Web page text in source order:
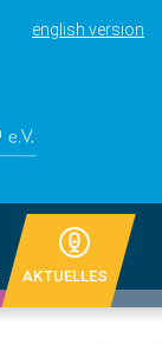
english version
AKTUELLES